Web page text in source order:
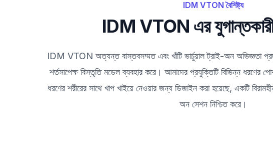
IDM VTON বৈশিষ্ট্য
IDM VTON এর
IDM VTON অত্যন্ত বাস্তবসম্মত এবং খাঁটি ভার্চুয়াল ট্রাই-অন অভিজ্ঞতা
শর্তসাপেক্ষ বিস্তৃতি মডেল ব্যবহার করে। আমাদের প্রযুক্তিটি বিভিন্ন ধরণের
ধরণের শরীরের সাথে খাপ খাইয়ে নেওয়ার জন্য ডিজাইন করা হয়েছে, একটি
অন সেশন নিশ্চিত করে।